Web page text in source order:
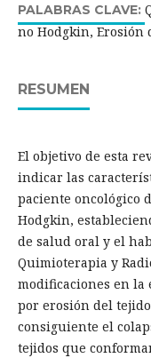
PALABRAS CLAVE:
no Hodgkin, Erosión
RESUMEN
El objetivo de esta
indicar las
paciente oncológico
Hodgkin,
de salud oral y el
Quimioterapia y
modificaciones en
por erosión del
consiguiente el
tejidos que